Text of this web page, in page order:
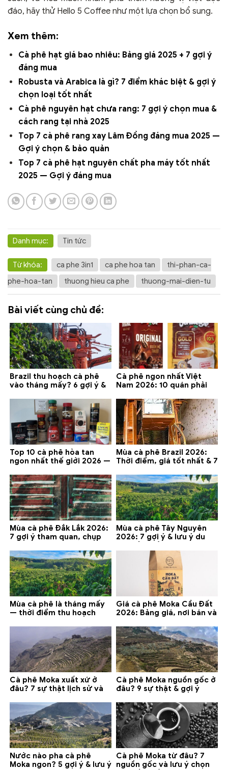
đáo, hãy thử Hello 5 Coffee như một lựa chọn bổ sung.
Xem thêm:
Cà phê hạt giá bao nhiêu: Bảng giá 2025 + 7 gợi ý
đáng mua
Robusta và Arabica là gì? 7 điểm khác biệt & gợi ý
chọn loại tốt nhất
Cà phê nguyên hạt chưa rang: 7 gợi ý chọn mua &
cách rang tại nhà 2025
Top 7 cà phê rang xay Lâm Đồng đáng mua 2025 —
Gợi ý chọn & bảo quản
Top 7 cà phê hạt nguyên chất pha máy tốt nhất
2025 — Gợi ý đáng mua
Danh mục: Tin tức
Từ khóa: ca phe 3in1 ca phe hoa tan
thi-phan-ca-
phe-hoa-tan
thuong hieu ca phe thuong-mai-dien-tu
Bài viết cùng chủ đề:
Brazil thu hoạch cà phê
vào tháng mấy? 6 gợi ý &
Cà phê ngon nhất Việt
Nam 2026: 10 quán phải
Lạt
Top 10 cà phê hòa tan
ngon nhất thế giới 2026 —
Mùa cà phê Brazil 2026:
Thời điểm, giá tốt nhất & 7
Mùa cà phê Đắk Lắk 2026:
7 gợi ý tham quan, chụp
Mùa cà phê Tây Nguyên
2026: 7 gợi ý & lưu ý du
Mùa cà phê là tháng mấy
— thời điểm thu hoạch
Giá cà phê Moka Cầu Đất
2026: Bảng giá, nơi bán và
Cà phê Moka xuất xứ ở
đâu? 7 sự thật lịch sử và
Cà phê Moka nguồn gốc ở
đâu? 9 sự thật & gợi ý
Nước nào pha cà phê
Moka ngon? 5 gợi ý & lưu ý
Cà phê Moka từ đâu? 7
nguồn gốc và lưu ý chọn